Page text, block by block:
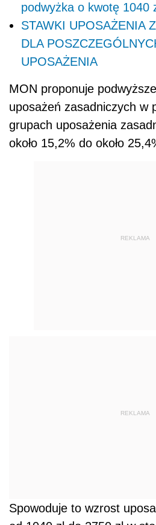
podwyżka o kwotę 1040
STAWKI UPOSAŻENIA
DLA
UPOSAŻENIA
MON proponuje
uposażeń zasadniczych w
grupach uposażenia
około 15,2% do około
REKLAMA
REKLAMA
Spowoduje to wzrost